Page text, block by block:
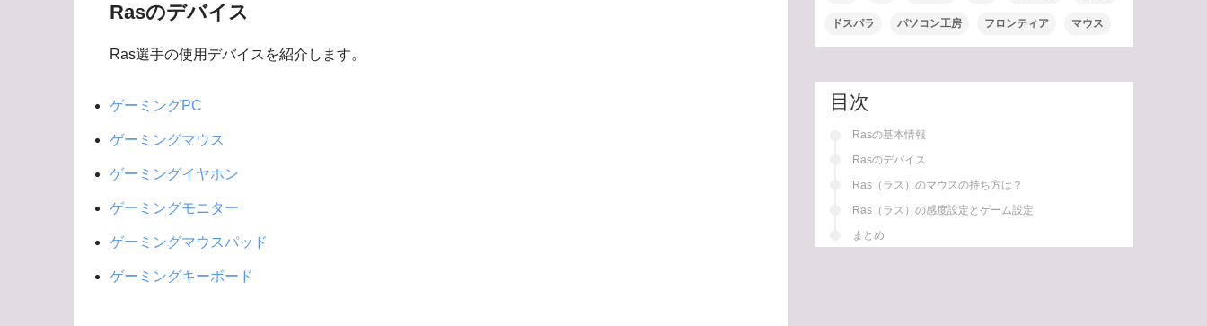
Rasのデバイス
Ras選手の使用デバイスを紹介します。
ゲーミングPC
ゲーミングマウス
ゲーミングイヤホン
ゲーミングモニター
ゲーミングマウスパッド
ゲーミングキーボード
ドスパラ パソコン工房 フロンティア マウス
目次
Rasの基本情報
Rasのデバイス
Ras（ラス）のマウスの持ち方は？
Ras（ラス）の感度設定とゲーム設定
まとめ